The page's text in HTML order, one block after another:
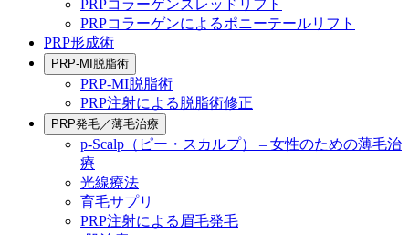
PRPコラーゲンスレッドリフト
PRPコラーゲンによるポニーテールリフト
PRP形成術
PRP-MI脱脂術
PRP-MI脱脂術
PRP注射による脱脂術修正
PRP発毛／薄毛治療
p-Scalp（ピー・スカルプ） – 女性のための薄毛治
療
光線療法
育毛サプリ
PRP注射による眉毛発毛